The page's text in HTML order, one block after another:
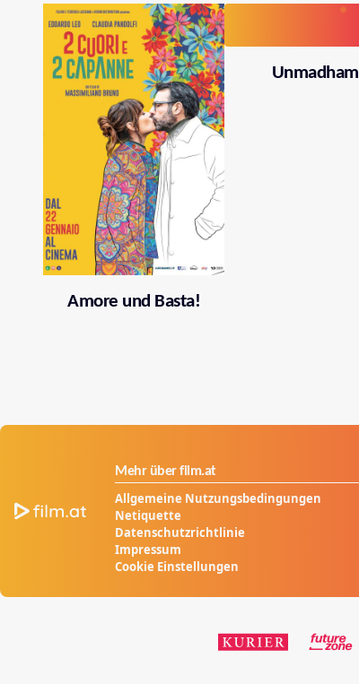
Amore und Basta!
Unmadham
Mehr über film.at
Allgemeine Nutzungsbedingungen
Netiquette
Datenschutzrichtlinie
Impressum
Cookie Einstellungen